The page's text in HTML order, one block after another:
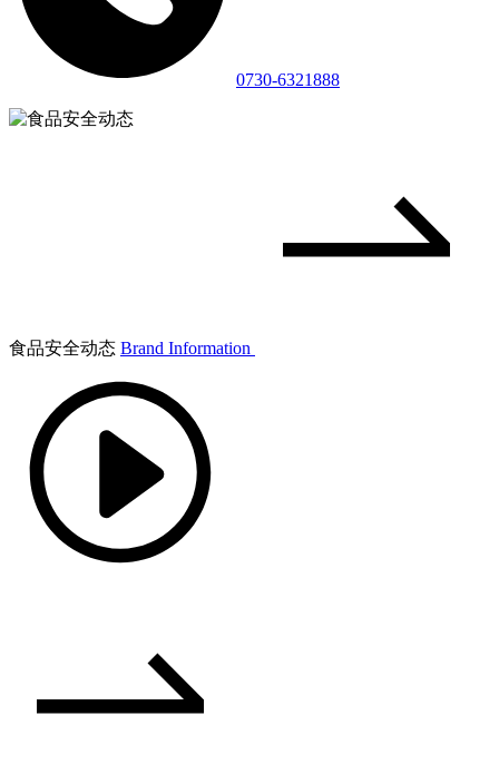
0730-6321888
食品安全动态 Brand Information